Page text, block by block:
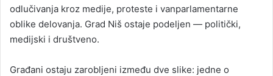
odlučivanja kroz medije, proteste i vanparlamentarne
oblike delovanja. Grad Niš ostaje podeljen — politički,
medijski i društveno.
Građani ostaju zarobljeni između dve slike: jedne o